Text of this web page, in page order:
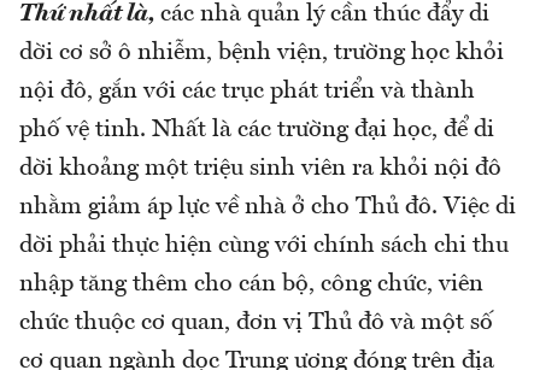
Thứ nhất là, các nhà quản lý cần thúc đẩy di
dời cơ sở ô nhiễm, bệnh viện, trường học khỏi
nội đô, gắn với các trục phát triển và thành
phố vệ tinh. Nhất là các trường đại học, để di
dời khoảng một triệu sinh viên ra khỏi nội đô
nhằm giảm áp lực về nhà ở cho Thủ đô. Việc di
dời phải thực hiện cùng với chính sách chi thu
nhập tăng thêm cho cán bộ, công chức, viên
chức thuộc cơ quan, đơn vị Thủ đô và một số
cơ quan ngành dọc Trung ương đóng trên địa